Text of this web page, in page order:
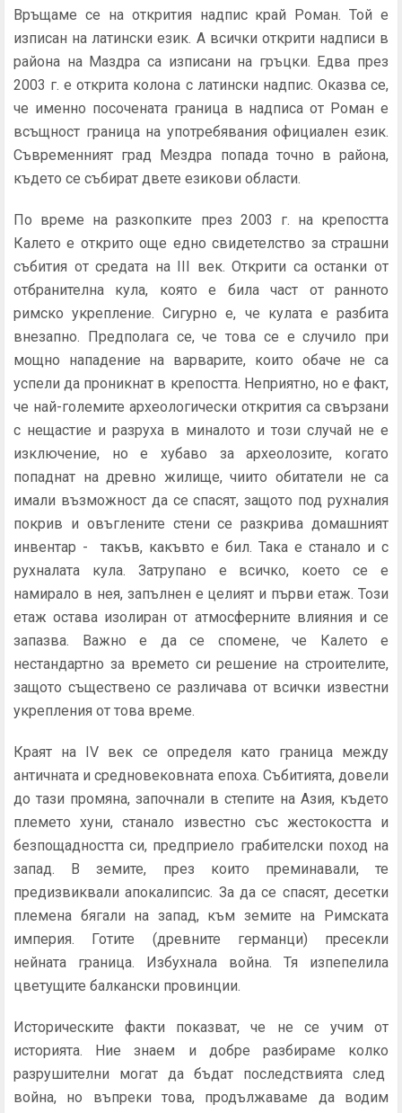
Връщаме се на открития надпис край Роман. Той е
изписан на латински език. А всички открити надписи в
района на Маздра са изписани на гръцки. Едва през
2003 г. е открита колона с латински надпис. Оказва се,
че именно посочената граница в надписа от Роман е
всъщност граница на употребявания официален език.
Съвременният град Мездра попада точно в района,
където се събират двете езикови области.
По време на разкопките през 2003 г. на крепостта
Калето е открито още едно свидетелство за страшни
събития от средата на III век. Открити са останки от
отбранителна кула, която е била част от ранното
римско укрепление. Сигурно е, че кулата е разбита
внезапно. Предполага се, че това се е случило при
мощно нападение на варварите, които обаче не са
успели да проникнат в крепостта. Неприятно, но е факт,
че най-големите археологически открития са свързани
с нещастие и разруха в миналото и този случай не е
изключение, но е хубаво за археолозите, когато
попаднат на древно жилище, чиито обитатели не са
имали възможност да се спасят, защото под рухналия
покрив и овъглените стени се разкрива домашният
инвентар - такъв, какъвто е бил. Така е станало и с
рухналата кула. Затрупано е всичко, което се е
намирало в нея, запълнен е целият и първи етаж. Този
етаж остава изолиран от атмосферните влияния и се
запазва. Важно е да се спомене, че Калето е
нестандартно за времето си решение на строителите,
защото съществено се различава от всички известни
укрепления от това време.
Краят на IV век се определя като граница между
античната и средновековната епоха. Събитията, довели
до тази промяна, започнали в степите на Азия, където
племето хуни, станало известно със жестокостта и
безпощадността си, предприело грабителски поход на
запад. В земите, през които преминавали, те
предизвиквали апокалипсис. За да се спасят, десетки
племена бягали на запад, към земите на Римската
империя. Готите (древните германци) пресекли
нейната граница. Избухнала война. Тя изпепелила
цветущите балкански провинции.
Историческите факти показват, че не се учим от
историята. Ние знаем и добре разбираме колко
разрушителни могат да бъдат последствията след
война, но въпреки това, продължаваме да водим